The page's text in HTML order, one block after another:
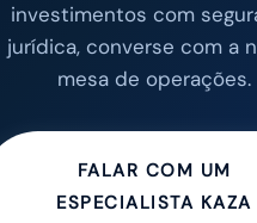
investimentos com
jurídica, converse com a
mesa de operações.
FALAR COM UM
ESPECIALISTA KAZA